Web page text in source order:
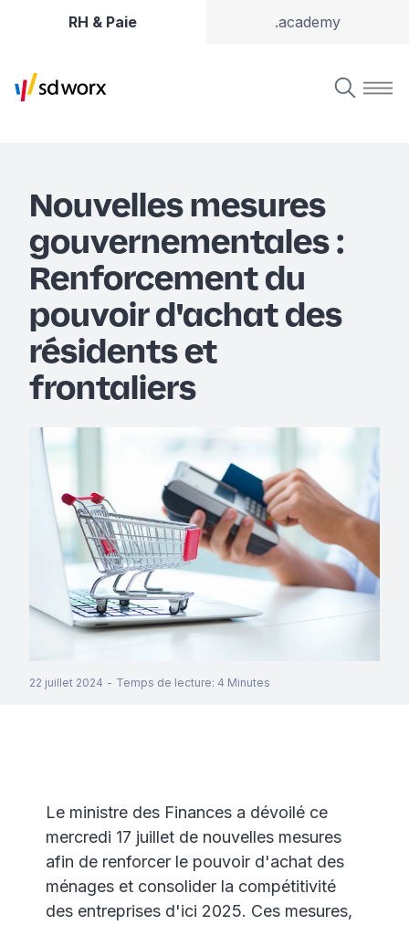
RH & Paie .academy
Nouvelles mesures
gouvernementales :
Renforcement du
pouvoir d'achat des
résidents et
frontaliers
22 juillet 2024 - Temps de lecture: 4 Minutes
Le ministre des Finances a dévoilé ce
mercredi 17 juillet de nouvelles mesures
afin de renforcer le pouvoir d'achat des
ménages et consolider la compétitivité
des entreprises d'ici 2025. Ces mesures,